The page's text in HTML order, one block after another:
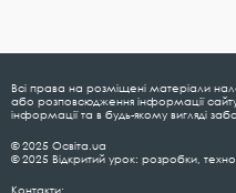
Всі права на розміщені матеріали
або розповсюдження інформації сайту
інформації та в будь-якому вигляді
© 2025 Освіта.ua
© 2025 Відкритий урок: розробки,
Контакти: